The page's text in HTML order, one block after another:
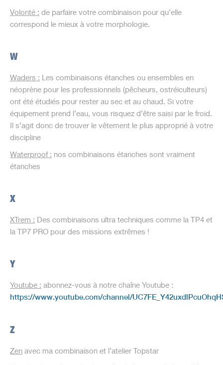
Volonté : de parfaire votre combinaison pour qu’elle
correspond le mieux à votre morphologie.
W
Waders : Les combinaisons étanches ou ensembles en
néoprène pour les professionnels (pêcheurs, ostréiculteurs)
ont été étudiés pour rester au sec et au chaud. Si votre
équipement prend l’eau, vous risquez d’être saisi par le froid.
Il s’agit donc de trouver le vêtement le plus approprié à votre
discipline
Waterproof: nos combinaisons étanches sont vraiment
étanches
X
XTrem : Des combinaisons ultra techniques comme la TP4 et
la TP7 PRO pour des missions extrêmes !
Y
Youtube : abonnez-vous à notre chaîne Youtube :
https://www.youtube.com/channel/
Z
Zen avec ma combinaison et l’atelier Topstar